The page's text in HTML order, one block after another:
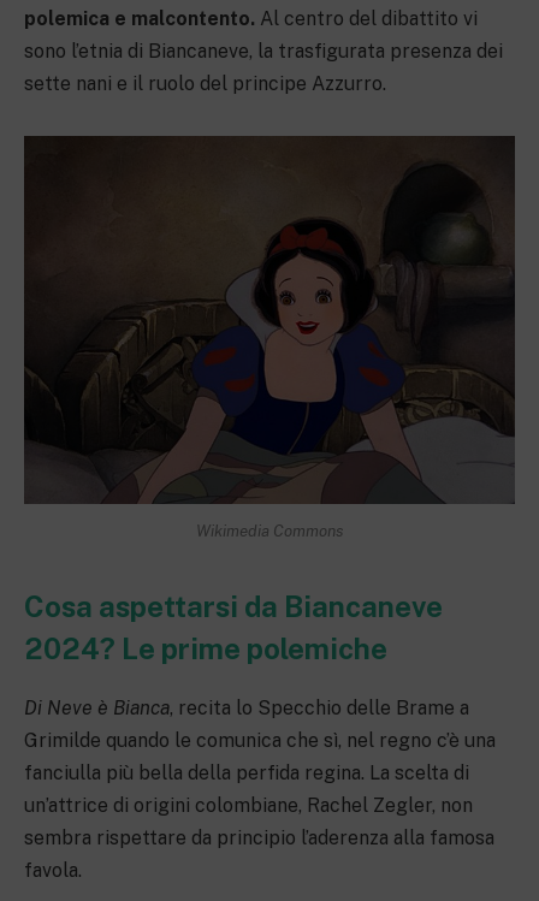
polemica e malcontento. Al centro del dibattito vi
sono l’etnia di Biancaneve, la trasfigurata presenza dei
sette nani e il ruolo del principe Azzurro.
Wikimedia Commons
Cosa aspettarsi da Biancaneve
2024? Le prime polemiche
Di Neve è Bianca, recita lo Specchio delle Brame a
Grimilde quando le comunica che sì, nel regno c’è una
fanciulla più bella della perfida regina. La scelta di
un’attrice di origini colombiane, Rachel Zegler, non
sembra rispettare da principio l’aderenza alla famosa
favola.